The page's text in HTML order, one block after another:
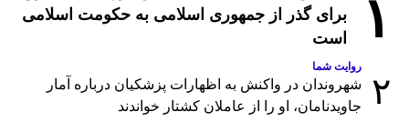
۱
برای گذر از جمهوری اسلامی به حکومت اسلامی
است
۲
روایت شما
شهروندان در واکنش به اظهارات پزشکیان درباره آمار
جاویدنامان، او را از عاملان کشتار خواندند